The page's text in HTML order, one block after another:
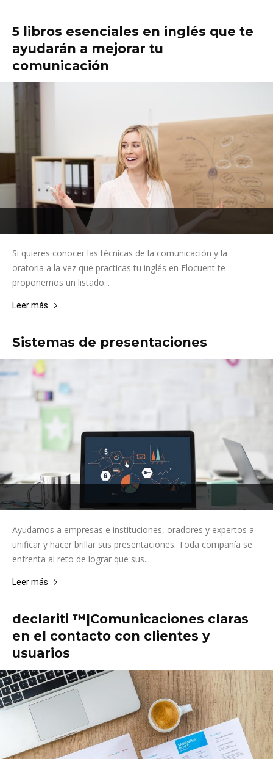
5 libros esenciales en inglés que te
ayudarán a mejorar tu
comunicación
Si quieres conocer las técnicas de la comunicación y la
oratoria a la vez que practicas tu inglés en Elocuent te
proponemos un listado...
Leer más
Sistemas de presentaciones
Ayudamos a empresas e instituciones, oradores y expertos a
unificar y hacer brillar sus presentaciones. Toda compañía se
enfrenta al reto de lograr que sus...
Leer más
declariti ™|Comunicaciones claras
en el contacto con clientes y
usuarios